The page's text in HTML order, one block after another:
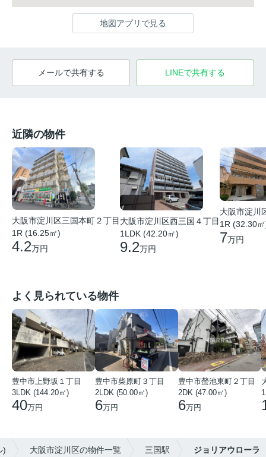
地図アプリで見る
メールで共有する LINEで共有する
近隣の物件
大阪市淀川区三国本町２丁目
1R (16.25㎡)
4.2万円
大阪市淀川区西三国４丁目
1LDK (42.20㎡)
9.2万円
大阪市淀川
1R (32.30
7万円
よく見られている物件
豊中市上野坂１丁目
3LDK (144.20㎡)
40万円
豊中市柴原町３丁目
2LDK (50.00㎡)
6万円
豊中市螢池東町２丁目
2DK (47.00㎡)
6万円
) 大阪市淀川区の物件一覧 三国駅 ジョリアウローラ